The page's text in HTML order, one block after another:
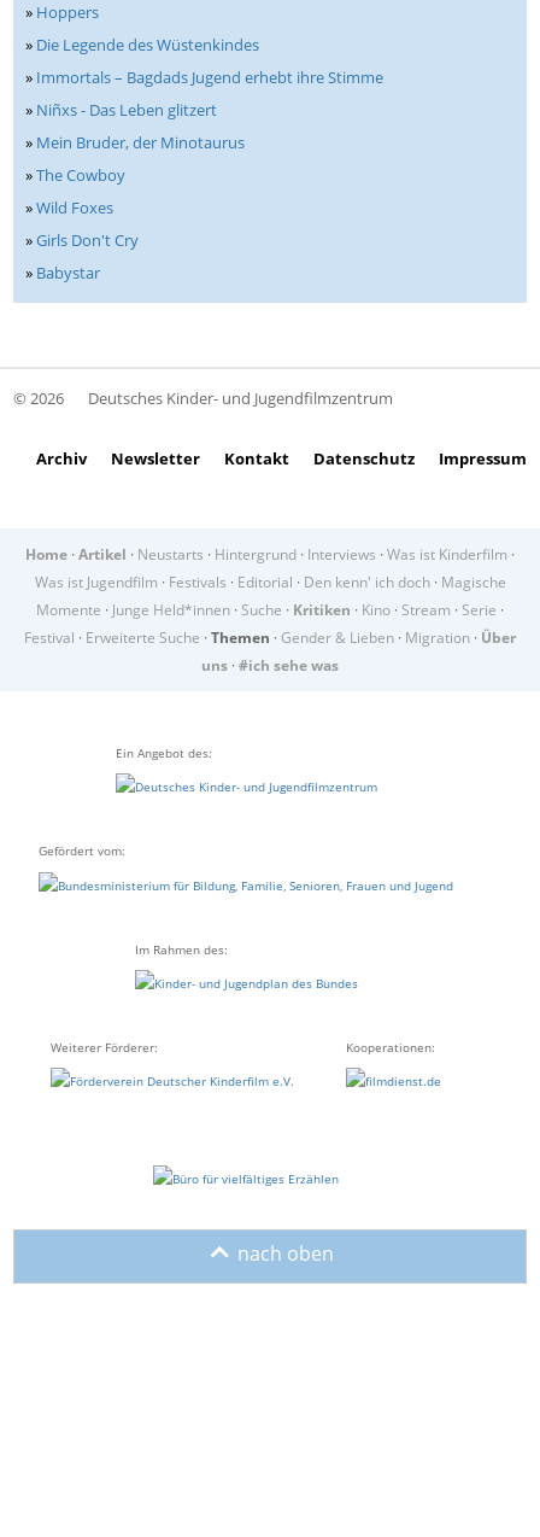
» Hoppers
» Die Legende des Wüstenkindes
» Immortals – Bagdads Jugend erhebt ihre Stimme
» Niñxs - Das Leben glitzert
» Mein Bruder, der Minotaurus
»The Cowboy
»Wild Foxes
»Girls Don't Cry
» Babystar
© 2026 Deutsches Kinder- und Jugendfilmzentrum
Archiv Newsletter Kontakt Datenschutz Impressum
Home · Artikel · Neustarts · Hintergrund · Interviews · Was ist Kinderfilm ·
Was ist Jugendfilm · Festivals · Editorial · Den kenn' ich doch· Magische
Momente · Junge Held*innen · Suche · Kritiken · Kino · Stream · Serie ·
Festival · Erweiterte Suche · Themen · Gender & Lieben · Migration · Über
uns · #ich sehe was
Ein Angebot des:
Gefördert vom:
Im Rahmen des:
Weiterer Förderer: Kooperationen:
o